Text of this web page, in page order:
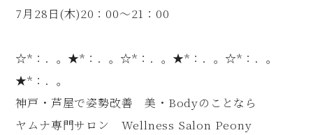
7月28日(木)20：00〜21：00
☆*：．。★*：．。☆*：．。★*：．。☆*：．。
★*：．。
神戸・芦屋で姿勢改善 美・Bodyのことなら
ヤムナ専門サロン Wellness Salon Peony